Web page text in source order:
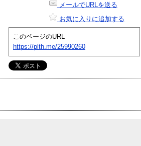
メールでURLを送る
お気に入りに追加する
このページのURL
https://plth.me/25990260